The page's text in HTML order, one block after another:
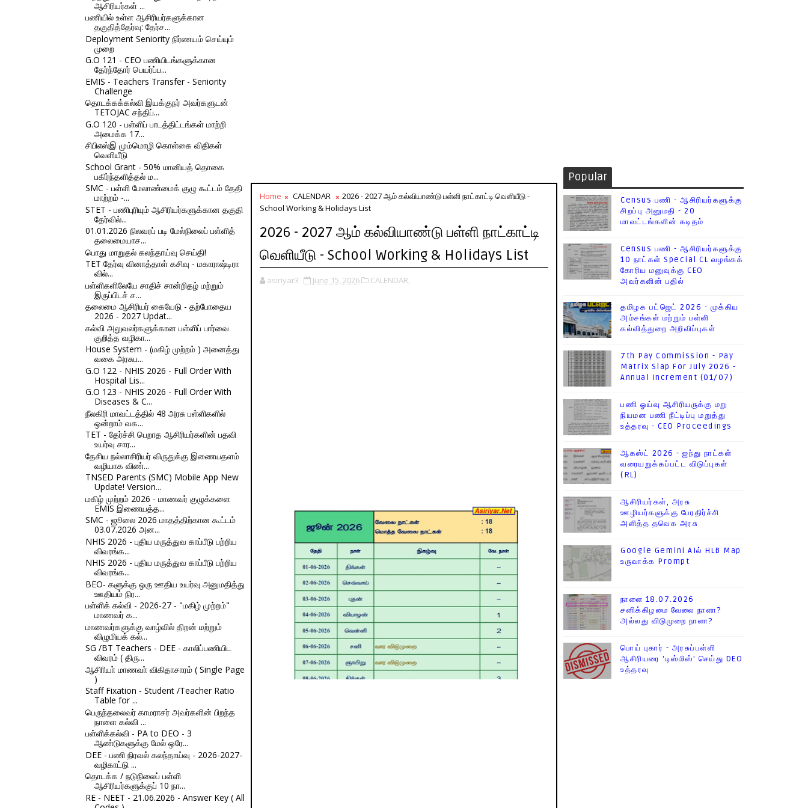
ஆசிரியர்கள் ...
பணியில் உள்ள ஆசிரியர்களுக்கான
தகுதித்தேர்வு: தேர்ச...
Deployment Seniority நிர்ணயம் செய்யும்
முறை
G.O 121 - CEO பணியிடங்களுக்கான
தேர்ந்தோர் பெயர்ப்ப...
EMIS - Teachers Transfer - Seniority
Challenge
தொடக்கக்கல்வி இயக்குநர் அவர்களுடன்
TETOJAC சந்திப்...
G.O 120 - பள்ளிப் பாடத்திட்டங்கள் மாற்றி
அமைக்க 17...
சிபிஎஸ்இ மும்மொழி கொள்கை விதிகள்
வெளியீடு
School Grant - 50% மானியத் தொகை
பகிர்ந்தளித்தல் ம...
SMC - பள்ளி மேலாண்மைக் குழு கூட்டம் தேதி
மாற்றம் -...
STET - பணிபுரியும் ஆசிரியர்களுக்கான தகுதி
தேர்வில்...
01.01.2026 நிலவரப் படி மேல்நிலைப் பள்ளித்
தலைமையாச...
பொது மாறுதல் கலந்தாய்வு செய்தி!
TET தேர்வு வி​னாத்​தாள் கசிவு - மகா​ராஷ்டி​ரா​
வில்...
பள்ளிகளிலேயே சாதிச் சான்றிதழ் மற்றும்
இருப்பிடச் ச...
தலைமை ஆசிரியர் கையேடு - தற்போதைய
2026 - 2027 Updat...
கல்வி அலுவலர்களுக்கான பள்ளிப் பார்வை
குறித்த வழிகா...
House System - (மகிழ் முற்றம் ) அனைத்து
வகை அரசுப...
G.O 122 - NHIS 2026 - Full Order With
Hospital Lis...
G.O 123 - NHIS 2026 - Full Order With
Diseases & C...
நீலகிரி மாவட்டத்தில் 48 அரசு பள்ளிகளில்
ஒன்றாம் வக...
TET - தேர்ச்சி பெறாத ஆசிரியர்களின் பதவி
உயர்வு சார...
தேசிய நல்லாசிரியர் விருதுக்கு இணையதளம்
வழியாக விண்...
TNSED Parents (SMC) Mobile App New
Update! Version...
மகிழ் முற்றம் 2026 - மாணவர் குழுக்களை
EMIS இணையத்த...
SMC - ஜூலை 2026 மாதத்திற்கான கூட்டம்
03.07.2026 அன...
NHIS 2026 - புதிய மருத்துவ காப்பீடு பற்றிய
விவரங்க...
NHIS 2026 - புதிய மருத்துவ காப்பீடு பற்றிய
விவரங்க...
BEO- களுக்கு ஒரு ஊதிய உயர்வு அனுமதித்து
ஊதியம் நிர...
பள்ளிக் கல்வி - 2026-27 - "மகிழ் முற்றம்"
மாணவர் க...
மாணவர்களுக்கு வாழ்வில் திறன் மற்றும்
விழுமியக் கல்...
SG /BT Teachers - DEE - காலிப்பணியிட
விவரம் ( திரு...
ஆசிாியா் மாணவா் விகிதாசாரம் ( Single Page
)
Staff Fixation - Student /Teacher Ratio
Table for ...
பெருந்தலைவர் காமராசர் அவர்களின் பிறந்த
நாளை கல்வி ...
பள்ளிக்கல்வி - PA to DEO - 3
ஆண்டுகளுக்கு மேல் ஒரே...
DEE - பணி நிரவல் கலந்தாய்வு - 2026-2027-
வழிகாட்டு ...
தொடக்க / நடுநிலைப் பள்ளி
ஆசிரியர்களுக்குப் 10 நா...
RE - NEET - 21.06.2026 - Answer Key ( All
Home CALENDAR
2026 - 2027 ஆம் கல்வியாண்டு பள்ளி நாட்காட்டி வெளியீடு -
School Working & Holidays List
2026 - 2027 ஆம் கல்வியாண்டு பள்ளி நாட்காட்டி
வெளியீடு - School Working & Holidays List
asiriyar3 June 15, 2026 CALENDAR,
Popular
Census பணி - ஆசிரியர்களுக்கு
சிறப்பு அனுமதி - 20
மாவட்டங்களின் கடிதம்
Census பணி - ஆசிரியர்களுக்கு
10 நாட்கள் Special CL வழங்கக்
கோரிய மனுவுக்கு CEO
அவர்களின் பதில்
தமிழக பட்ஜெட் 2026 - முக்கிய
அம்சங்கள் மற்றும் பள்ளி
கல்வித்துறை அறிவிப்புகள்
7th Pay Commission - Pay
Matrix Slap For July 2026 -
Annual Increment (01/07)
பணி ஓய்வு ஆசிரியருக்கு மறு
நியமன பணி நீட்டிப்பு மறுத்து
உத்தரவு - CEO Proceedings
ஆகஸ்ட் 2026 - ஐந்து நாட்கள்
வரையறுக்கப்பட்ட விடுப்புகள்
(RL)
ஆசிரியர்கள், அரசு
ஊழியர்களுக்கு பேரதிர்ச்சி
அளித்த தவெக அரசு
Google Gemini AIல் HLB Map
உருவாக்க Prompt
நாளை 18.07.2026
சனிக்கிழமை வேலை நாளா?
அல்லது விடுமுறை நாளா?
பொய் புகார் - அரசுப்பள்ளி
ஆசிரியரை 'டிஸ்மிஸ்' செய்து DEO
உத்தரவு